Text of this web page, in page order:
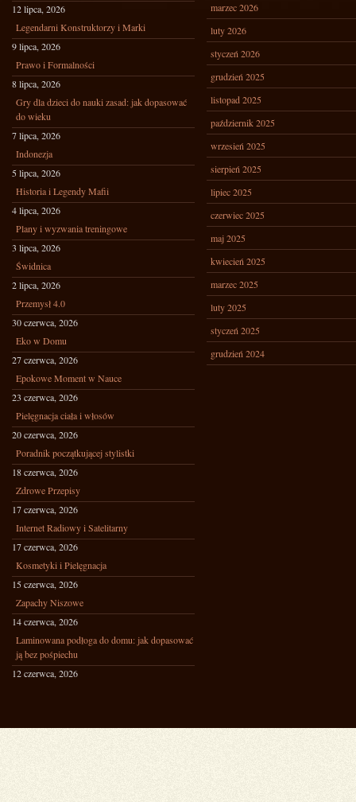
12 lipca, 2026
Legendarni Konstruktorzy i Marki
9 lipca, 2026
Prawo i Formalności
8 lipca, 2026
Gry dla dzieci do nauki zasad: jak dopasować
do wieku
7 lipca, 2026
Indonezja
5 lipca, 2026
Historia i Legendy Mafii
4 lipca, 2026
Plany i wyzwania treningowe
3 lipca, 2026
Świdnica
2 lipca, 2026
Przemysł 4.0
30 czerwca, 2026
Eko w Domu
27 czerwca, 2026
Epokowe Moment w Nauce
23 czerwca, 2026
Pielęgnacja ciała i włosów
20 czerwca, 2026
Poradnik początkującej stylistki
18 czerwca, 2026
Zdrowe Przepisy
17 czerwca, 2026
Internet Radiowy i Satelitarny
17 czerwca, 2026
Kosmetyki i Pielęgnacja
15 czerwca, 2026
Zapachy Niszowe
14 czerwca, 2026
Laminowana podłoga do domu: jak dopasować
ją bez pośpiechu
12 czerwca, 2026
marzec 2026
luty 2026
styczeń 2026
grudzień 2025
listopad 2025
październik 2025
wrzesień 2025
sierpień 2025
lipiec 2025
czerwiec 2025
maj 2025
kwiecień 2025
marzec 2025
luty 2025
styczeń 2025
grudzień 2024